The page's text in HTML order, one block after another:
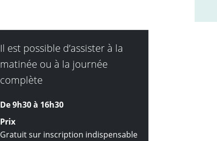
Il est possible d’assister à la
matinée ou à la journée
complète
De 9h30 à 16h30
Prix
Gratuit sur inscription indispensable